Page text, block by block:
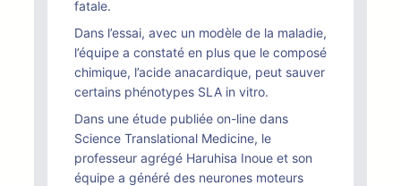
fatale.
Dans l’essai, avec un modèle de la maladie,
l’équipe a constaté en plus que le composé
chimique, l’acide anacardique, peut sauver
certains phénotypes SLA in vitro.
Dans une étude publiée on-line dans
Science Translational Medicine, le
professeur agrégé Haruhisa Inoue et son
équipe a généré des neurones moteurs